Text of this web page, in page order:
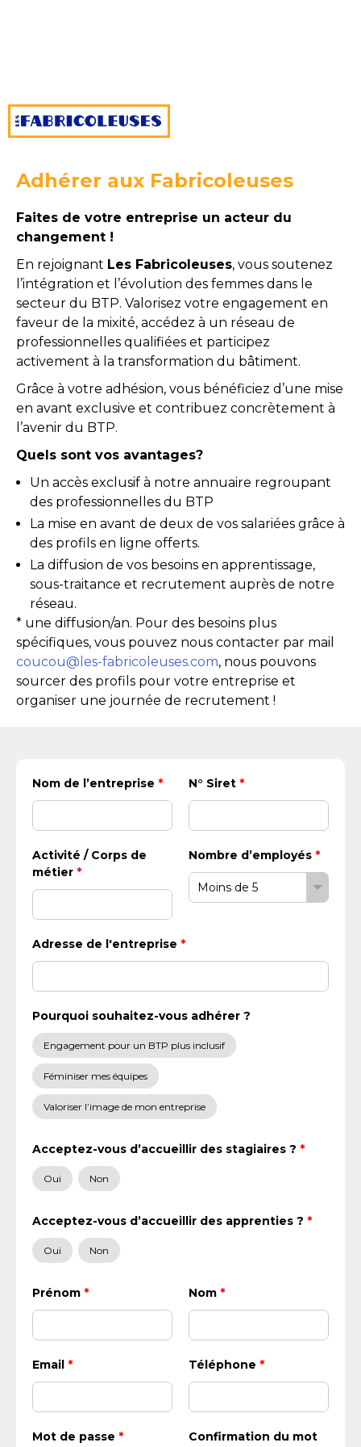
Adhérer aux Fabricoleuses
Faites de votre entreprise un acteur du
changement !
En rejoignant Les Fabricoleuses, vous soutenez
l’intégration et l’évolution des femmes dans le
secteur du BTP. Valorisez votre engagement en
faveur de la mixité, accédez à un réseau de
professionnelles qualifiées et participez
activement à la transformation du bâtiment.
Grâce à votre adhésion, vous bénéficiez d’une mise
en avant exclusive et contribuez concrètement à
l’avenir du BTP.
Quels sont vos avantages?
Un accès exclusif à notre annuaire regroupant
des professionnelles du BTP
La mise en avant de deux de vos salariées grâce à
des profils en ligne offerts.
La diffusion de vos besoins en apprentissage,
sous-traitance et recrutement auprès de notre
réseau.
* une diffusion/an. Pour des besoins plus
spécifiques, vous pouvez nous contacter par mail
coucou@les-fabricoleuses.com, nous pouvons
sourcer des profils pour votre entreprise et
organiser une journée de recrutement !
Nom de l’entreprise * N° Siret *
Activité / Corps de
métier *
Nombre d’employés *
Adresse de l'entreprise *
Pourquoi souhaitez-vous adhérer ?
Engagement pour un BTP plus inclusif
Féminiser mes équipes
Valoriser l’image de mon entreprise
Acceptez-vous d’accueillir des stagiaires ? *
Oui Non
Acceptez-vous d’accueillir des apprenties ? *
Oui Non
Prénom * Nom *
Email * Téléphone *
Mot de passe *
Confirmation du mot